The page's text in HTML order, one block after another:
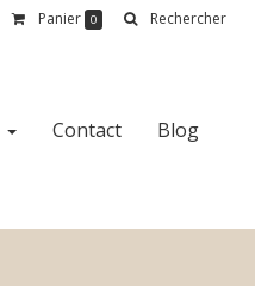
Contact Blog
Panier 0 Rechercher